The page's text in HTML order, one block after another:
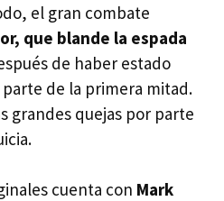
el gran combate
que blande la espada
de haber estado
de la primera mitad.
grandes quejas por parte
cuenta con Mark